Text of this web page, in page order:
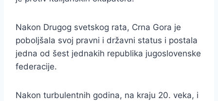
Nakon Drugog svetskog rata, Crna Gora je
poboljšala svoj pravni i državni status i postala
jedna od šest jednakih republika jugoslovenske
federacije.
Nakon turbulentnih godina, na kraju 20. veka, i